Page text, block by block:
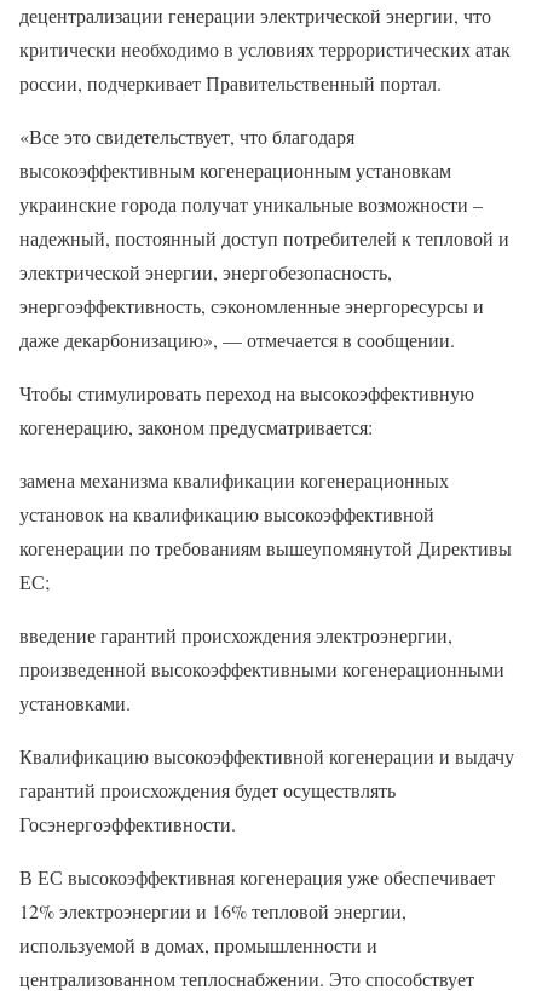
децентрализации генерации электрической энергии, что
критически необходимо в условиях террористических атак
россии, подчеркивает Правительственный портал.
«Все это свидетельствует, что благодаря
высокоэффективным когенерационным установкам
украинские города получат уникальные возможности –
надежный, постоянный доступ потребителей к тепловой и
электрической энергии, энергобезопасность,
энергоэффективность, сэкономленные энергоресурсы и
даже декарбонизацию», — отмечается в сообщении.
Чтобы стимулировать переход на высокоэффективную
когенерацию, законом предусматривается:
замена механизма квалификации когенерационных
установок на квалификацию высокоэффективной
когенерации по требованиям вышеупомянутой Директивы
ЕС;
введение гарантий происхождения электроэнергии,
произведенной высокоэффективными когенерационными
установками.
Квалификацию высокоэффективной когенерации и выдачу
гарантий происхождения будет осуществлять
Госэнергоэффективности.
В ЕС высокоэффективная когенерация уже обеспечивает
12% электроэнергии и 16% тепловой энергии,
используемой в домах, промышленности и
централизованном теплоснабжении. Это способствует